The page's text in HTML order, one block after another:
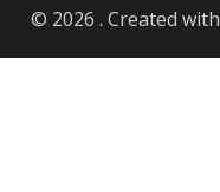
© 2026 . Created with